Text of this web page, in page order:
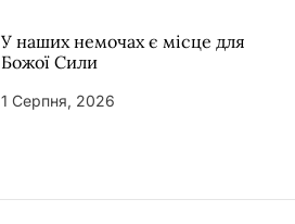
У наших немочах є місце для
Божої Сили
1 Серпня, 2026